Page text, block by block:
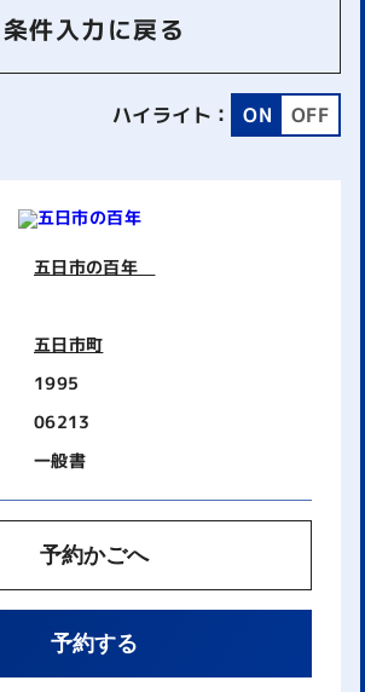
条件入力に戻る
ハイライト： ON OFF
五日市の百年
五日市町
1995
06213
一般書
予約かごへ
予約する